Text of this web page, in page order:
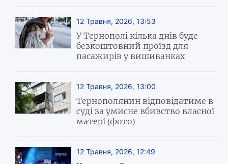
12 Травня, 2026, 13:53
У Тернополі кілька днів буде
безкоштовний проїзд для
пасажирів у вишиванках
12 Травня, 2026, 13:00
Тернополянин відповідатиме в
суді за умисне вбивство власної
матері (фото)
12 Травня, 2026, 12:49